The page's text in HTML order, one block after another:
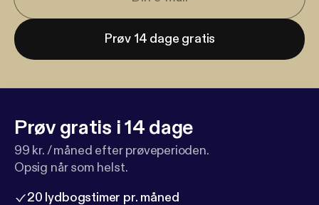
Prøv 14 dage gratis
Prøv gratis i 14 dage
99 kr. / måned efter prøveperioden.
Opsig når som helst.
20 lydbogstimer pr. måned